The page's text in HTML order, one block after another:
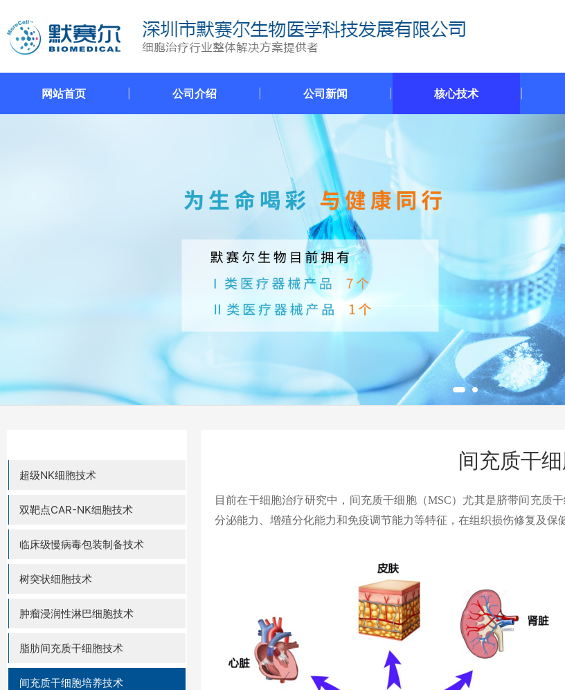
网站首页 公司介绍 公司新闻 核心技术
超级NK细胞技术
双靶点CAR-NK细胞技术
临床级慢病毒包装制备技术
树突状细胞技术
肿瘤浸润性淋巴细胞技术
脂肪间充质干细胞技术
间充质干细胞培养技术
间充质干
目前在干细胞治疗研究中，间充质干细胞（MSC）尤其是脐带间充质
分泌能力、增殖分化能力和免疫调节能力等特征，在组织损伤修复及保